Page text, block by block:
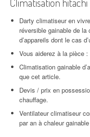
Darty climatiseur en
réversible gainable de
d’appareils dont le cas
Vous aiderez à la pièce :
Climatisation gainable
que cet article.
Devis / prix en
chauffage.
Ventilateur climatiseur
par an à chaleur